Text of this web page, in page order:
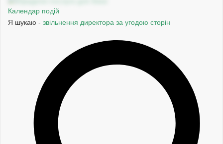
Календар подій
Я шукаю - звільнення директора за угодою сторін